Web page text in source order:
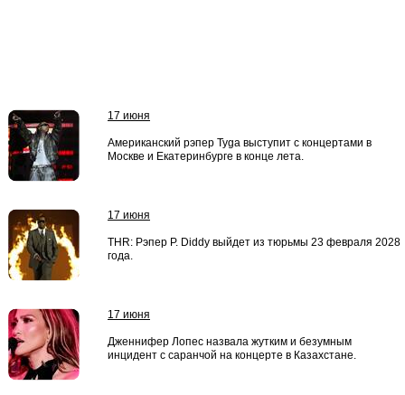
17 июня
Американский рэпер Tyga выступит с концертами в
Москве и Екатеринбурге в конце лета.
17 июня
THR: Рэпер P. Diddy выйдет из тюрьмы 23 февраля 2028
года.
17 июня
Дженнифер Лопес назвала жутким и безумным
инцидент с саранчой на концерте в Казахстане.